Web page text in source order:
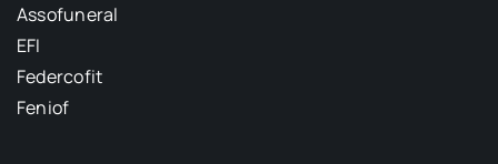
Assofuneral
EFI
Federcofit
Feniof